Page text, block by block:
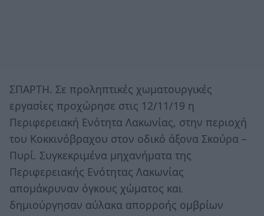
ΣΠΑΡΤΗ. Σε προληπτικές χωματουργικές
εργασίες προχώρησε στις 12/11/19 η
Περιφερειακή Ενότητα Λακωνίας, στην περιοχή
του Κοκκινόβραχου στον οδικό άξονα Σκούρα –
Πυρί. Συγκεκριμένα μηχανήματα της
Περιφερειακής Ενότητας Λακωνίας
απομάκρυναν όγκους χώματος και
δημιούργησαν αύλακα απορροής ομβρίων